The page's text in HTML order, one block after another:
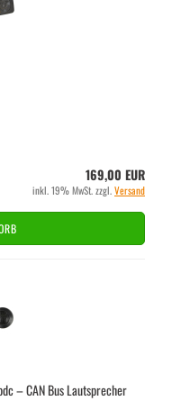
169,00 EUR
inkl. 19% MwSt. zzgl.Versand
– CAN Bus Laut­spre­cher